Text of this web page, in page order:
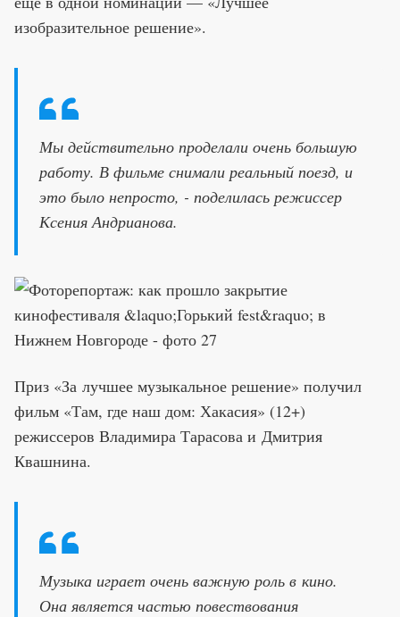
изобразительное решение».
Мы действительно проделали очень большую
работу. В фильме снимали реальный поезд, и
это было непросто, - поделилась режиссер
Ксения Андрианова.
Приз «За лучшее музыкальное решение» получил
фильм «Там, где наш дом: Хакасия» (12+)
режиссеров Владимира Тарасова и Дмитрия
Квашнина.
Музыка играет очень важную роль в кино.
Она является частью повествования